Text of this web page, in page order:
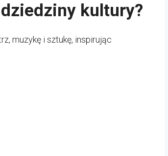
kultury?
muzykę i sztukę, inspirując